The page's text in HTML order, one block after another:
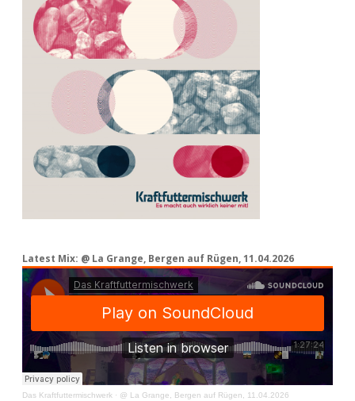
Latest Mix: @ La Grange, Bergen auf Rügen, 11.04.2026
Das Kraftfuttermischwerk · @ La Grange, Bergen auf Rügen, 11.04.2026